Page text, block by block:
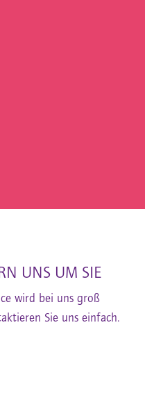
UNS UM SIE
wird bei uns groß
Sie uns einfach.